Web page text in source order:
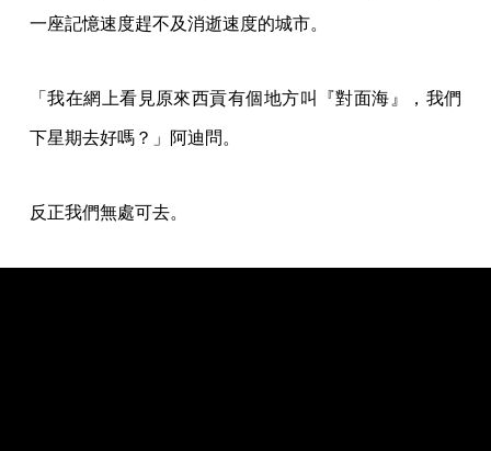
一座記憶速度趕不及消逝速度的城市。
「我在網上看見原來西貢有個地方叫『對面海』，我們
下星期去好嗎？」阿迪問。
反正我們無處可去。